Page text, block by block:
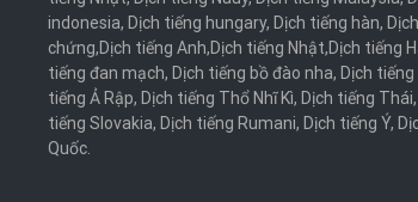
indonesia, Dịch tiếng hungary, Dịch tiếng hàn,
chứng,Dịch tiếng Anh,Dịch tiếng Nhật,Dịch tiếng
tiếng đan mạch, Dịch tiếng bồ đào nha, Dịch tiếng
tiếng Ả Rập, Dịch tiếng Thổ Nhĩ Kì, Dịch tiếng Thái,
tiếng Slovakia, Dịch tiếng Rumani, Dịch tiếng Ý,
Quốc